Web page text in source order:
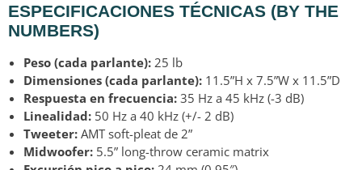
ESPECIFICACIONES TÉCNICAS (BY THE
NUMBERS)
Peso (cada parlante): 25 lb
Dimensiones (cada parlante): 11.5”H x 7.5”W x 11.5”D
Respuesta en frecuencia: 35 Hz a 45 kHz (-3 dB)
Linealidad: 50 Hz a 40 kHz (+/- 2 dB)
Tweeter: AMT soft-pleat de 2”
Midwoofer: 5.5” long-throw ceramic matrix